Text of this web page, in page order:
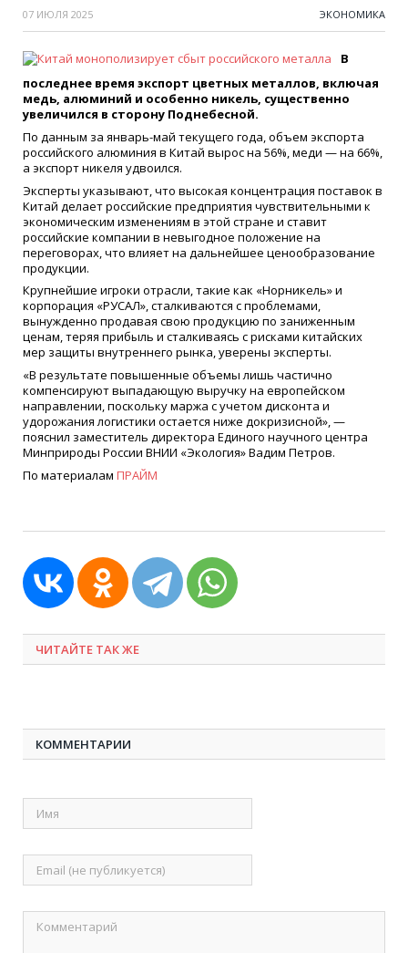
07 ИЮЛЯ 2025 ЭКОНОМИКА
В
последнее время экспорт цветных металлов, включая
медь, алюминий и особенно никель, существенно
увеличился в сторону Поднебесной.
По данным за январь-май текущего года, объем экспорта
российского алюминия в Китай вырос на 56%, меди — на 66%,
а экспорт никеля удвоился.
Эксперты указывают, что высокая концентрация поставок в
Китай делает российские предприятия чувствительными к
экономическим изменениям в этой стране и ставит
российские компании в невыгодное положение на
переговорах, что влияет на дальнейшее ценообразование
продукции.
Крупнейшие игроки отрасли, такие как «Норникель» и
корпорация «РУСАЛ», сталкиваются с проблемами,
вынужденно продавая свою продукцию по заниженным
ценам, теряя прибыль и сталкиваясь с рисками китайских
мер защиты внутреннего рынка, уверены эксперты.
«В результате повышенные объемы лишь частично
компенсируют выпадающую выручку на европейском
направлении, поскольку маржа с учетом дисконта и
удорожания логистики остается ниже докризисной», —
пояснил заместитель директора Единого научного центра
Минприроды России ВНИИ «Экология» Вадим Петров.
По материалам ПРАЙМ
ЧИТАЙТЕ ТАК ЖЕ
КОММЕНТАРИИ